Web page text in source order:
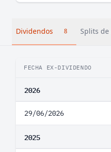
Dividendos 8 Splits de
FECHA EX-DIVIDENDO
2026
29/06/2026
2025